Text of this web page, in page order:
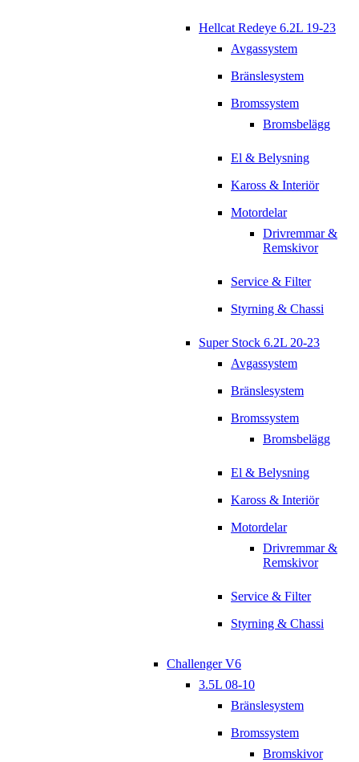
Hellcat Redeye 6.2L 19-23
Avgassystem
Bränslesystem
Bromssystem
Bromsbelägg
El & Belysning
Kaross & Interiör
Motordelar
Drivremmar &
Remskivor
Service & Filter
Styrning & Chassi
Super Stock 6.2L 20-23
Avgassystem
Bränslesystem
Bromssystem
Bromsbelägg
El & Belysning
Kaross & Interiör
Motordelar
Drivremmar &
Remskivor
Service & Filter
Styrning & Chassi
Challenger V6
3.5L 08-10
Bränslesystem
Bromssystem
Bromskivor